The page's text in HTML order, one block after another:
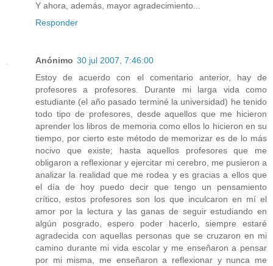
Y ahora, además, mayor agradecimiento...
Responder
Anónimo 30 jul 2007, 7:46:00
Estoy de acuerdo con el comentario anterior, hay de
profesores a profesores. Durante mi larga vida como
estudiante (el año pasado terminé la universidad) he tenido
todo tipo de profesores, desde aquellos que me hicieron
aprender los libros de memoria como ellos lo hicieron en su
tiempo, por cierto este método de memorizar es de lo más
nocivo que existe; hasta aquellos profesores que me
obligaron a reflexionar y ejercitar mi cerebro, me pusieron a
analizar la realidad que me rodea y es gracias a ellos que
el día de hoy puedo decir que tengo un pensamiento
crítico, estos profesores son los que inculcaron en mí el
amor por la lectura y las ganas de seguir estudiando en
algún posgrado, espero poder hacerlo, siempre estaré
agradecida con aquellas personas que se cruzaron en mi
camino durante mi vida escolar y me enseñaron a pensar
por mi misma, me enseñaron a reflexionar y nunca me